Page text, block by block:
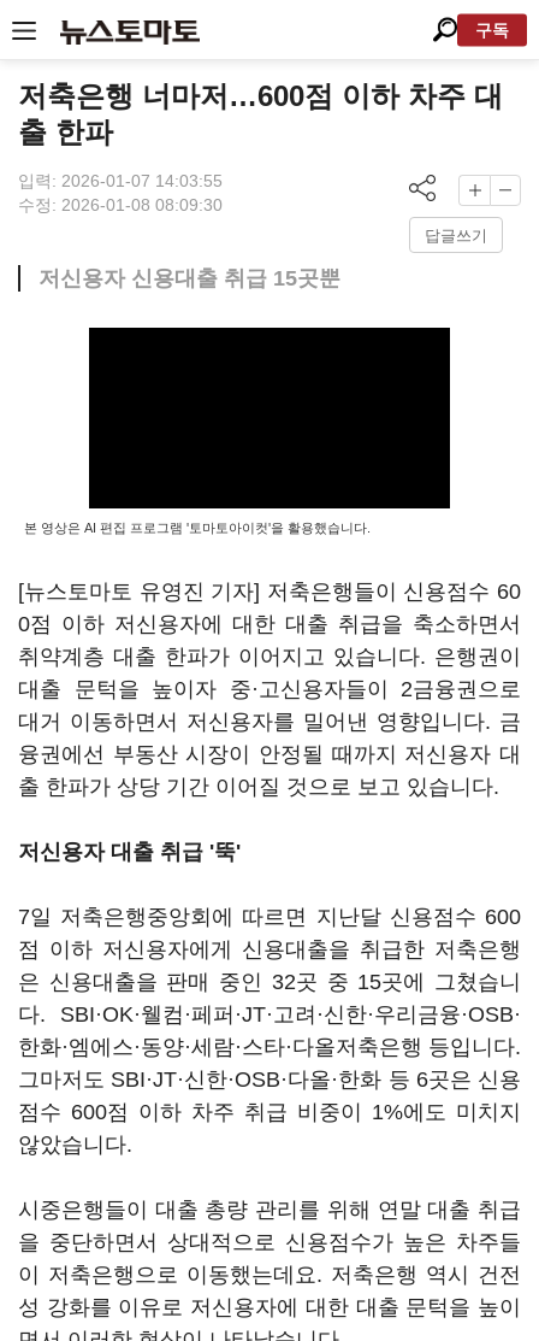
구독
저축은행 너마저…600점 이하 차주 대
출 한파
입력: 2026-01-07 14:03:55
수정: 2026-01-08 08:09:30
답글쓰기
저신용자 신용대출 취급 15곳뿐
본 영상은 AI 편집 프로그램 '토마토아이컷'을 활용했습니다.
[뉴스토마토 유영진 기자] 저축은행들이 신용점수 60
0점 이하 저신용자에 대한 대출 취급을 축소하면서
취약계층 대출 한파가 이어지고 있습니다. 은행권이
대출 문턱을 높이자 중·고신용자들이 2금융권으로
대거 이동하면서 저신용자를 밀어낸 영향입니다. 금
융권에선 부동산 시장이 안정될 때까지 저신용자 대
출 한파가 상당 기간 이어질 것으로 보고 있습니다.
저신용자 대출 취급 '뚝'
7일 저축은행중앙회에 따르면 지난달 신용점수 600
점 이하 저신용자에게 신용대출을 취급한 저축은행
은 신용대출을 판매 중인 32곳 중 15곳에 그쳤습니
다. SBI·OK·웰컴·페퍼·JT·고려·신한·우리금융·OSB·
한화·엠에스·동양·세람·스타·다올저축은행 등입니다.
그마저도 SBI·JT·신한·OSB·다올·한화 등 6곳은 신용
점수 600점 이하 차주 취급 비중이 1%에도 미치지
않았습니다.
시중은행들이 대출 총량 관리를 위해 연말 대출 취급
을 중단하면서 상대적으로 신용점수가 높은 차주들
이 저축은행으로 이동했는데요. 저축은행 역시 건전
성 강화를 이유로 저신용자에 대한 대출 문턱을 높이